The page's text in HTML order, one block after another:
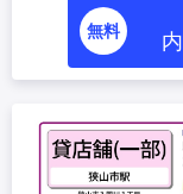
無料